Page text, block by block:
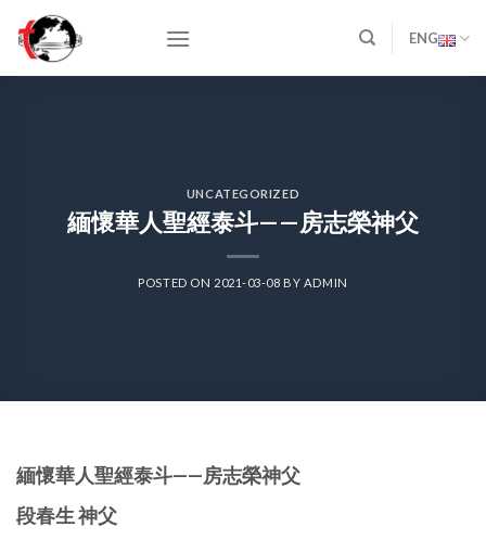
content
ENG
UNCATEGORIZED
緬懷華人聖經泰斗——房志榮神父
POSTED ON 2021-03-08 BY ADMIN
緬懷華人聖經泰斗——房志榮神父
段春生 神父